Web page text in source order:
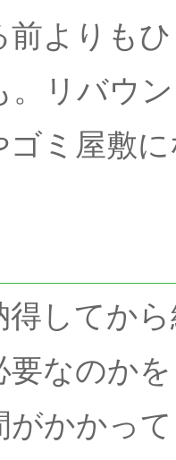
前よりも
。リバウ
ゴミ屋敷
得してか
要なのか
がかかっ